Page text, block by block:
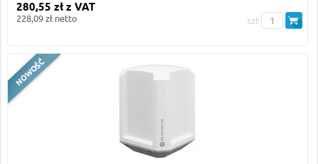
280,55 zł z VAT
228,09 zł netto szt